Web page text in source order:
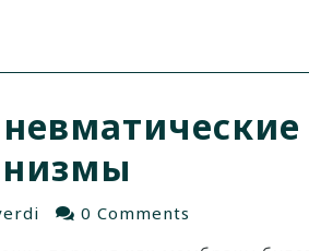
0 Comments